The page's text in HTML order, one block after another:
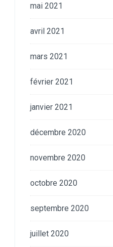
mai 2021
avril 2021
mars 2021
février 2021
janvier 2021
décembre 2020
novembre 2020
octobre 2020
septembre 2020
juillet 2020